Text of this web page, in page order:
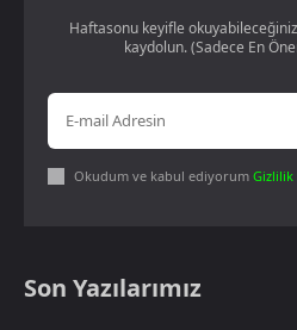
Haftasonu keyifle
kaydolun. (Sadece En
Okudum ve kabul ediyorum Gizlilik
Son Yazılarımız